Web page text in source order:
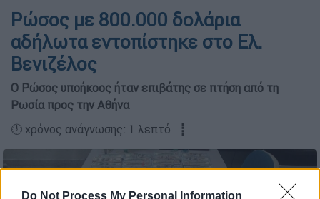
Do Not Process My Personal Information
Ρώσος με 800.000 δολάρια
αδήλωτα εντοπίστηκε στο Ελ.
Βενιζέλος
Ο Ρώσος υποήκοος ήταν επιβάτης σε πτήση από τη
Ρωσία προς την Αθήνα
🕛 χρόνος ανάγνωσης: 1 λεπτό ┋